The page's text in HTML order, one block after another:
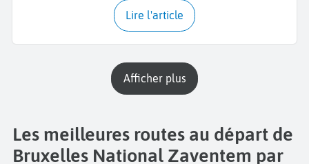
Lire l'article
Afficher plus
Les meilleures routes au départ de
Bruxelles National Zaventem par